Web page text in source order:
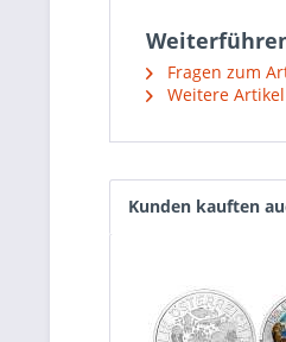
Fragen zum
Weitere
Kunden kauften